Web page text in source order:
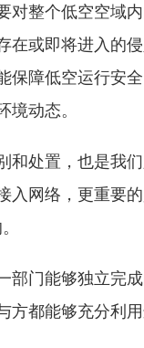
整个低空空域内
在或即将进入的
保障低空运行安
动态。
和处置，也是我
入网络，更重要
部门能够独立完
方都能够充分利